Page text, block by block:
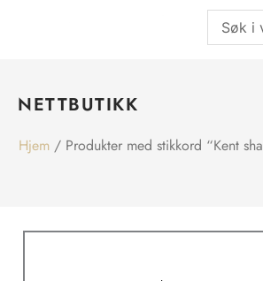
Search
...
NETTBUTIKK
Hjem / Produkter med stikkord “Kent